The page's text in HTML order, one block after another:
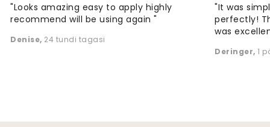
"Looks amazing easy to apply highly
recommend will be using again "
Denise, 24 tundi tagasi
"It was
perfectly!
was
Deringer, 1